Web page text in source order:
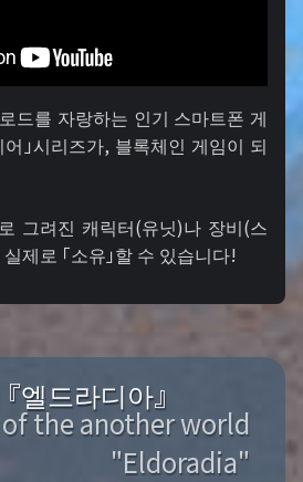
드를 자랑하는 인기 스마트폰 게
」시리즈가, 블록체인 게임이 되
그려진 캐릭터(유닛)나 장비(스
제로 「소유」할 수 있습니다!
엘드라디아』
the another world
"Eldoradia"